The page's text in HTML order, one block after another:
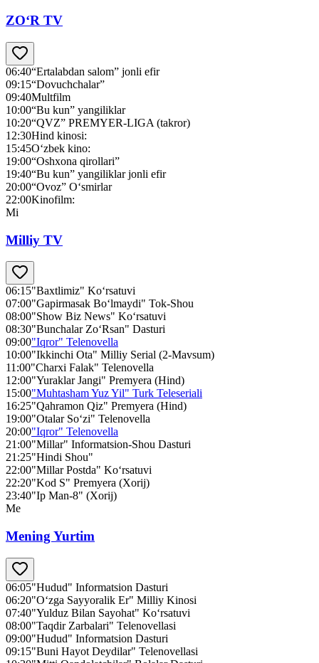
ZO‘R TV
06:40“Ertalabdan salom” jonli efir
09:15“Dovuchchalar”
09:40Multfilm
10:00“Bu kun” yangiliklar
10:20“QVZ” PREMYER-LIGA (takror)
12:30Hind kinosi:
15:45O‘zbek kino:
19:00“Oshxona qirollari”
19:40“Bu kun” yangiliklar jonli efir
20:00“Ovoz” O‘smirlar
22:00Kinofilm:
Mi
Milliy TV
06:15"Baxtlimiz" Ko‘rsatuvi
07:00"Gapirmasak Bo‘lmaydi" Tok-Shou
08:00"Show Biz News" Ko‘rsatuvi
08:30"Bunchalar Zo‘Rsan" Dasturi
09:00"Iqror" Telenovella
10:00"Ikkinchi Ota" Milliy Serial (2-Mavsum)
11:00"Charxi Falak" Telenovella
12:00"Yuraklar Jangi" Premyera (Hind)
15:00"Muhtasham Yuz Yil" Turk Teleseriali
16:25"Qahramon Qiz" Premyera (Hind)
19:00"Otalar So‘zi" Telenovella
20:00"Iqror" Telenovella
21:00"Millar" Informatsion-Shou Dasturi
21:25"Hindi Shou"
22:00"Millar Postda" Ko‘rsatuvi
22:20"Kod S" Premyera (Xorij)
23:40"Ip Man-8" (Xorij)
Me
Mening Yurtim
06:05"Hudud" Informatsion Dasturi
06:20"O‘zga Sayyoralik Er" Milliy Kinosi
07:40"Yulduz Bilan Sayohat" Ko‘rsatuvi
08:00"Taqdir Zarbalari" Telenovellasi
09:00"Hudud" Informatsion Dasturi
09:15"Buni Hayot Deydilar" Telenovellasi